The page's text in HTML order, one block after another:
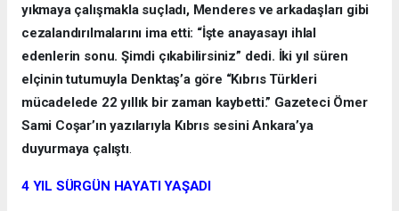
yıkmaya çalışmakla suçladı, Menderes ve arkadaşları gibi
cezalandırılmalarını ima etti: “İşte anayasayı ihlal
edenlerin sonu. Şimdi çıkabilirsiniz” dedi. İki yıl süren
elçinin tutumuyla Denktaş’a göre “Kıbrıs Türkleri
mücadelede 22 yıllık bir zaman kaybetti.” Gazeteci Ömer
Sami Coşar’ın yazılarıyla Kıbrıs sesini Ankara’ya
duyurmaya çalıştı.
4 YIL SÜRGÜN HAYATI YAŞADI